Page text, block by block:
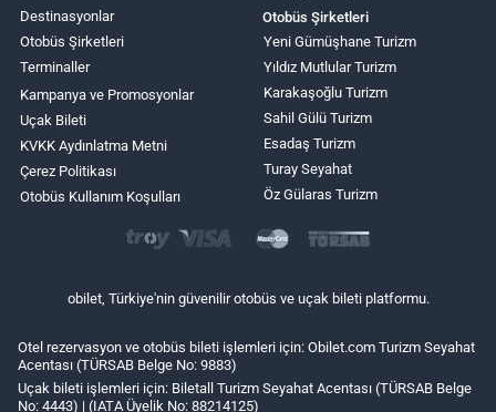
Destinasyonlar
Otobüs Şirketleri
Terminaller
Kampanya ve Promosyonlar
Uçak Bileti
KVKK Aydınlatma Metni
Çerez Politikası
Otobüs Kullanım Koşulları
Otobüs Şirketleri
Yeni Gümüşhane Turizm
Yıldız Mutlular Turizm
Karakaşoğlu Turizm
Sahil Gülü Turizm
Esadaş Turizm
Turay Seyahat
Öz Gülaras Turizm
obilet, Türkiye'nin güvenilir otobüs ve uçak bileti platformu.
Otel rezervasyon ve otobüs bileti işlemleri için: Obilet.com Turizm Seyahat
Acentası (TÜRSAB Belge No: 9883)
Uçak bileti işlemleri için: Biletall Turizm Seyahat Acentası (TÜRSAB Belge
No: 4443) | (IATA Üyelik No: 88214125)